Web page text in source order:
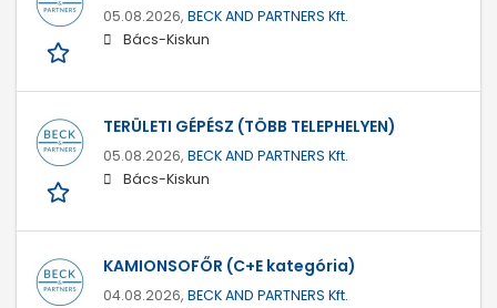
05.08.2026, BECK AND PARTNERS Kft.
Bács-Kiskun
TERÜLETI GÉPÉSZ (TÖBB TELEPHELYEN)
05.08.2026, BECK AND PARTNERS Kft.
Bács-Kiskun
KAMIONSOFŐR (C+E kategória)
04.08.2026, BECK AND PARTNERS Kft.